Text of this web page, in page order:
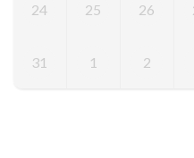
24 25 26
31 1 2